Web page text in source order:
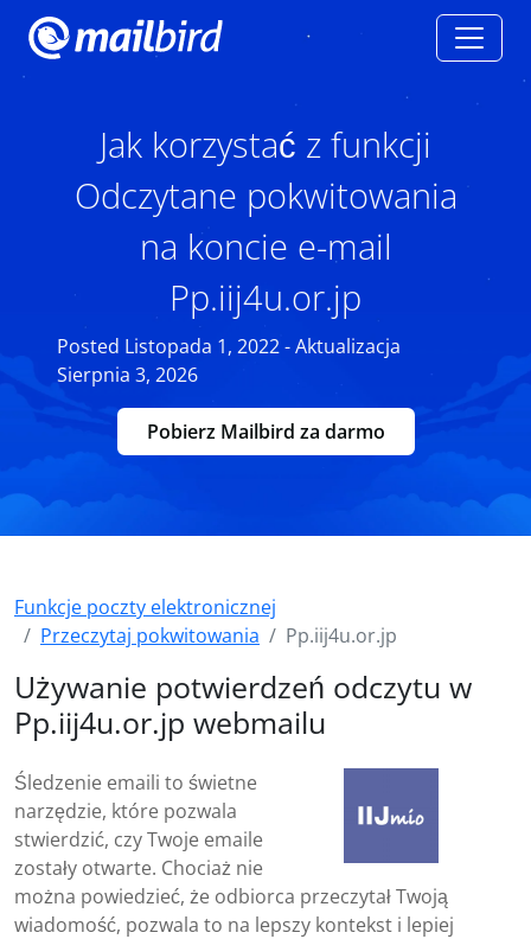
Jak korzystać z funkcji
Odczytane pokwitowania
na koncie e-mail
Pp.iij4u.or.jp
Posted Listopada 1, 2022 - Aktualizacja
Sierpnia 3, 2026
Pobierz Mailbird za darmo
Funkcje poczty elektronicznej
Przeczytaj pokwitowania
Pp.iij4u.or.jp
Używanie potwierdzeń odczytu w
Pp.iij4u.or.jp webmailu
Śledzenie emaili to świetne
narzędzie, które pozwala
stwierdzić, czy Twoje emaile
zostały otwarte. Chociaż nie
można powiedzieć, że odbiorca przeczytał Twoją
wiadomość, pozwala to na lepszy kontekst i lepiej